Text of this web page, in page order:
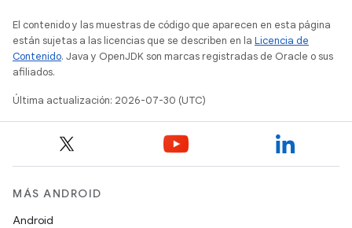
El contenido y las muestras de código que aparecen en esta página
están sujetas a las licencias que se describen en la Licencia de
Contenido. Java y OpenJDK son marcas registradas de Oracle o sus
afiliados.
Última actualización: 2026-07-30 (UTC)
MÁS ANDROID
Android